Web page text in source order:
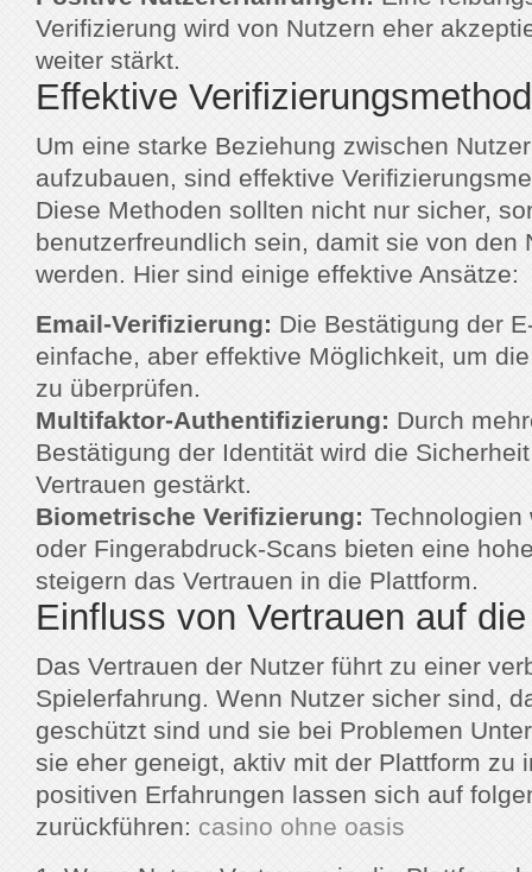
Verifizierung wird von Nutzern eher
weiter stärkt.
Effektive
Um eine starke Beziehung zwischen
aufzubauen, sind effektive
Diese Methoden sollten nicht nur sicher,
benutzerfreundlich sein, damit sie von den
werden. Hier sind einige effektive Ansätze:
Email-Verifizierung: Die Bestätigung der
einfache, aber effektive Möglichkeit, um
zu überprüfen.
Multifaktor-Authentifizierung: Durch
Bestätigung der Identität wird die
Vertrauen gestärkt.
Biometrische Verifizierung: Technologien
oder Fingerabdruck-Scans bieten eine
steigern das Vertrauen in die Plattform.
Einfluss von Vertrauen auf
Das Vertrauen der Nutzer führt zu einer
Spielerfahrung. Wenn Nutzer sicher sind,
geschützt sind und sie bei Problemen
sie eher geneigt, aktiv mit der Plattform zu
positiven Erfahrungen lassen sich auf
zurückführen: casino ohne oasis